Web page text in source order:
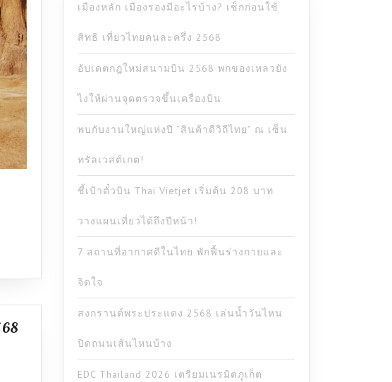
เมืองหลัก เมืองรองมีอะไรบ้าง? เช็กก่อนใช้
สิทธิ เที่ยวไทยคนละครึ่ง 2568
อัปเดตกฎใหม่สนามบิน 2568 พกของเหลวยัง
ไงให้ผ่านจุดตรวจขึ้นเครื่องบิน
พบกับงานใหญ่แห่งปี “สินค้าดีวิถีไทย” ณ เซ็น
ทรัลเวสต์เกต!
ชี้เป้าตั๋วบิน Thai Vietjet เริ่มต้น 208 บาท
วางแผนเที่ยวได้ถึงปีหน้า!
7 สถานที่อากาศดีในไทย พักฟื้นร่างกายและ
จิตใจ
สงกรานต์พระประแดง 2568 เล่นน้ำวันไหน
ปิดถนนเส้นไหนบ้าง
EDC Thailand 2026 เตรียมเนรมิตภูเก็ต